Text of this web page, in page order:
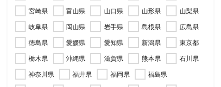
宮崎県
富山県 山口県 山形県
山梨県
岐阜県
岡山県 岩手県 島根県
広島県
徳島県
愛媛県 愛知県 新潟県
東京都
栃木県
沖縄県 滋賀県 熊本県
石川県
神奈川県
福井県 福岡県
福島県